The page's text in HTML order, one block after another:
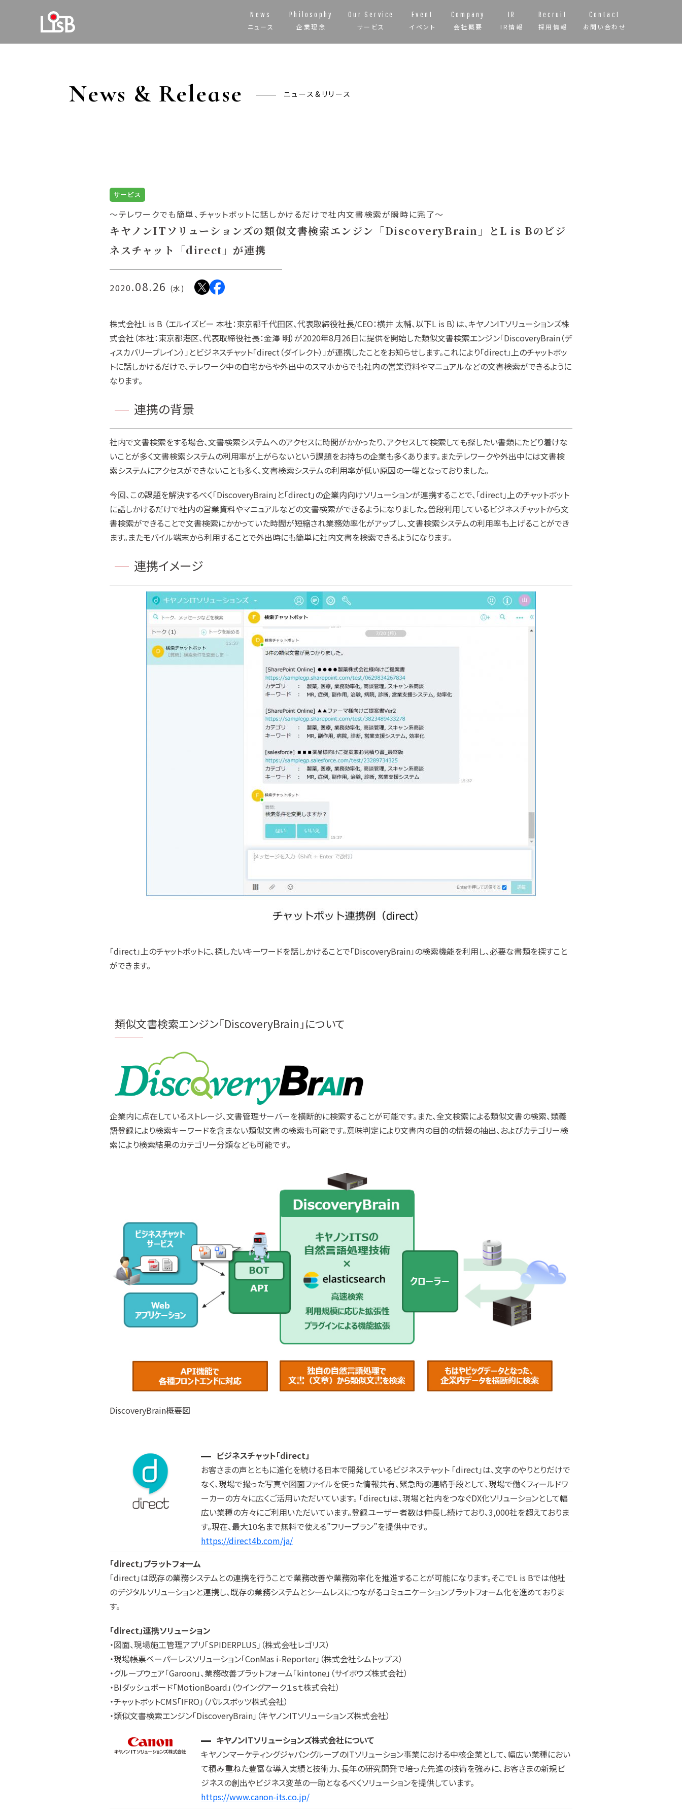
News
ニュース
Philosophy
企業理念
Our Service
サービス
Event
イベント
Company
会社概要
IR
IR情報
Recruit
採用情報
Contact
お問い合わせ
News & Release ニュース&リリース
サービス
～テレワークでも簡単、チャットボットに話しかけるだけで社内文書検索が瞬時に完了～
キヤノンITソリューションズの類似文書検索エンジン「DiscoveryBrain」とL is Bのビジ
ネスチャット「direct」が連携
2020.08.26 (水)
株式会社L is B （エルイズビー 本社：東京都千代田区、代表取締役社長/CEO：横井 太輔、以下L is B）は、キヤノンITソリューションズ株
式会社（本社：東京都港区、代表取締役社長：金澤 明）が2020年8月26日に提供を開始した類似文書検索エンジン「DiscoveryBrain（デ
ィスカバリーブレイン）」とビジネスチャット「direct（ダイレクト）」が連携したことをお知らせします。これにより「direct」上のチャットボッ
トに話しかけるだけで、テレワーク中の自宅からや外出中のスマホからでも社内の営業資料やマニュアルなどの文書検索ができるように
なります。
連携の背景
社内で文書検索をする場合、文書検索システムへのアクセスに時間がかかったり、アクセスして検索しても探したい書類にたどり着けな
いことが多く文書検索システムの利用率が上がらないという課題をお持ちの企業も多くあります。またテレワークや外出中には文書検
索システムにアクセスができないことも多く、文書検索システムの利用率が低い原因の一端となっておりました。
今回、この課題を解決するべく「DiscoveryBrain」と「direct」の企業内向けソリューションが連携することで、「direct」上のチャットボット
に話しかけるだけで社内の営業資料やマニュアルなどの文書検索ができるようになりました。普段利用しているビジネスチャットから文
書検索ができることで文書検索にかかっていた時間が短縮され業務効率化がアップし、文書検索システムの利用率も上げることができ
ます。またモバイル端末から利用することで外出時にも簡単に社内文書を検索できるようになります。
連携イメージ
「direct」上のチャットボットに、探したいキーワードを話しかけることで「DiscoveryBrain」の検索機能を利用し、必要な書類を探すこと
ができます。
類似文書検索エンジン「DiscoveryBrain」について
企業内に点在しているストレージ、文書管理サーバーを横断的に検索することが可能です。また、全文検索による類似文書の検索、類義
語登録により検索キーワードを含まない類似文書の検索も可能です。意味判定により文書内の目的の情報の抽出、およびカテゴリー検
索により検索結果のカテゴリー分類なども可能です。
DiscoveryBrain概要図
ビジネスチャット「direct」
お客さまの声とともに進化を続ける日本で開発しているビジネスチャット 「direct」は、文字のやりとりだけで
なく、現場で撮った写真や図面ファイルを使った情報共有、緊急時の連絡手段として、現場で働くフィールドワ
ーカーの方々に広くご活用いただいています。 「direct」は、現場と社内をつなぐDX化ソリューションとして幅
広い業種の方々にご利用いただいています。登録ユーザー者数は伸長し続けており、3,000社を超えておりま
す。現在、最大10名まで無料で使える”フリープラン”を提供中です。
https://direct4b.com/ja/
「direct」プラットフォーム
「direct」は既存の業務システムとの連携を行うことで業務改善や業務効率化を推進することが可能になります。そこでL is Bでは他社
のデジタルソリューションと連携し、既存の業務システムとシームレスにつながるコミュニケーションプラットフォーム化を進めておりま
す。
「direct」連携ソリューション
・図面、現場施工管理アプリ「SPIDERPLUS」（株式会社レゴリス）
・現場帳票ペーパーレスソリューション「ConMas i-Reporter」（株式会社シムトップス）
・グループウェア「Garoon」、業務改善プラットフォーム「kintone」（サイボウズ株式会社）
・BIダッシュボード「MotionBoard」（ウイングアーク１ｓｔ株式会社）
・チャットボットCMS「IFRO」（パルスボッツ株式会社）
・類似文書検索エンジン「DiscoveryBrain」（キヤノンITソリューションズ株式会社）
キヤノンITソリューションズ株式会社について
キヤノンマーケティングジャパングループのITソリューション事業における中核企業として、幅広い業種におい
て積み重ねた豊富な導入実績と技術力、長年の研究開発で培った先進の技術を強みに、お客さまの新規ビ
ジネスの創出やビジネス変革の一助となるべくソリューションを提供しています。
https://www.canon-its.co.jp/